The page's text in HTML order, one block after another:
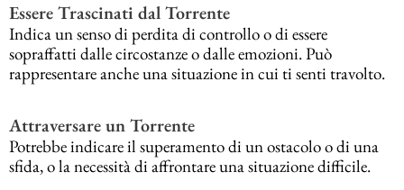
Essere Trascinati dal Torrente
Indica un senso di perdita di controllo o di essere
sopraffatti dalle circostanze o dalle emozioni. Può
rappresentare anche una situazione in cui ti senti travolto.
Attraversare un Torrente
Potrebbe indicare il superamento di un ostacolo o di una
sfida, o la necessità di affrontare una situazione difficile.